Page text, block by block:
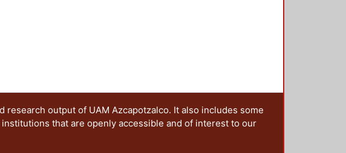
output of UAM Azcapotzalco. It also includes some
that are openly accessible and of interest to our